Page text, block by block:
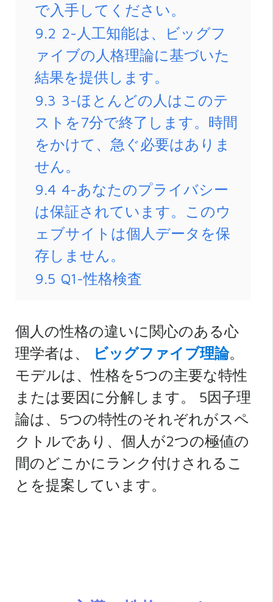
で入手してください。
9.2 2-人工知能は、ビッグフ
ァイブの人格理論に基づいた
結果を提供します。
9.3 3-ほとんどの人はこのテ
ストを7分で終了します。時間
をかけて、急ぐ必要はありま
せん。
9.4 4-あなたのプライバシー
は保証されています。このウ
ェブサイトは個人データを保
存しません。
9.5 Q1-性格検査
個人の性格の違いに関心のある心
理学者は、
ビッグファイブ理論。
モデルは、性格を5つの主要な特性
または要因に分解します。 5因子理
論は、5つの特性のそれぞれがスペ
クトルであり、個人が2つの極値の
間のどこかにランク付けされるこ
とを提案しています。